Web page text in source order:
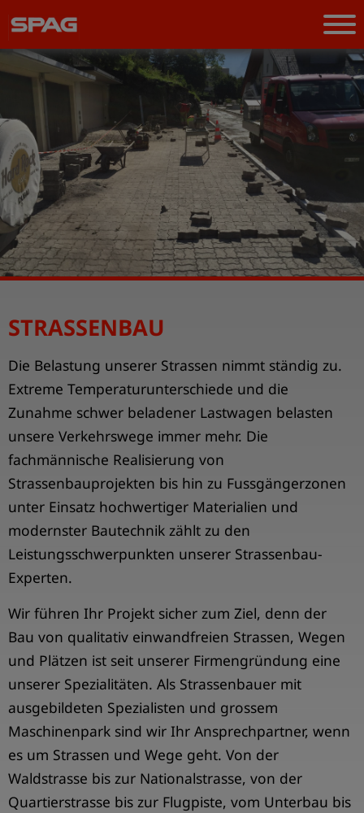
STRASSENBAU
Die Belastung unserer Strassen nimmt ständig zu.
Extreme Temperaturunterschiede und die
Zunahme schwer beladener Lastwagen belasten
unsere Verkehrswege immer mehr. Die
fachmännische Realisierung von
Strassenbauprojekten bis hin zu Fussgängerzonen
unter Einsatz hochwertiger Materialien und
modernster Bautechnik zählt zu den
Leistungsschwerpunkten unserer Strassenbau-
Experten.
Wir führen Ihr Projekt sicher zum Ziel, denn der
Bau von qualitativ einwandfreien Strassen, Wegen
und Plätzen ist seit unserer Firmengründung eine
unserer Spezialitäten. Als Strassenbauer mit
ausgebildeten Spezialisten und grossem
Maschinenpark sind wir Ihr Ansprechpartner, wenn
es um Strassen und Wege geht. Von der
Waldstrasse bis zur Nationalstrasse, von der
Quartierstrasse bis zur Flugpiste, vom Unterbau bis